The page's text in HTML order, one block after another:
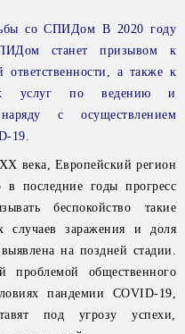
со СПИДом В 2020 году
станет призывом к
ответственности, а также к
услуг по ведению и
с осуществлением
19.
века, Европейский регион
в последние годы прогресс
беспокойство такие
случаев заражения и доля
на поздней стадии.
проблемой общественного
пандемии COVID-19,
под угрозу успехи,